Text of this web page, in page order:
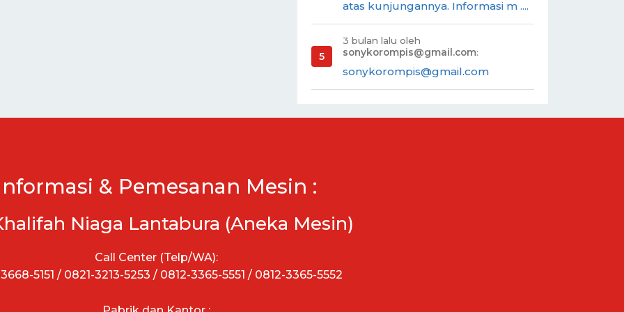
atas kunjungannya. Informasi m ....
3 bulan lalu oleh
sonykorompis@gmail.com:
sonykorompis@gmail.com
& Pemesanan Mesin :
Niaga Lantabura (Aneka Mesin)
Call Center (Telp/WA):
5151 / 0821-3213-5253 / 0812-3365-5551 / 0812-3365-5552